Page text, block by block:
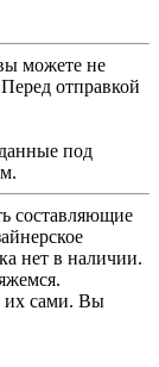
можете не
отправкой
под
составляющие
нет в наличии.
их сами. Вы